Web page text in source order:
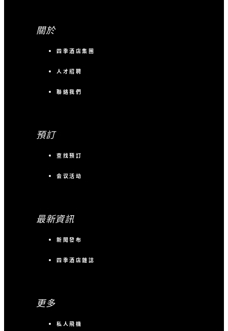
關於
四季酒店集團
人才招聘
聯絡我們
預訂
查找預訂
会议活动
最新資訊
新聞發布
四季酒店雜誌
更多
私人飛機